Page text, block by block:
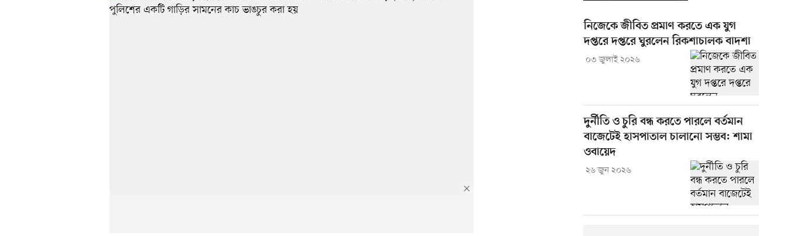
নিজেকে জীবিত প্রমাণ করতে এক যুগ
দপ্তরে দপ্তরে ঘুরলেন রিকশাচালক বাদশা
০৩ জুলাই ২০২৬
দুর্নীতি ও চুরি বন্ধ করতে পারলে বর্তমান
বাজেটেই হাসপাতাল চালানো সম্ভব: শামা
ওবায়েদ
২৬ জুন ২০২৬